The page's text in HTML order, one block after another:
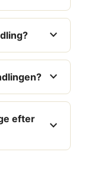
expand_more
expand_more
efter
expand_more